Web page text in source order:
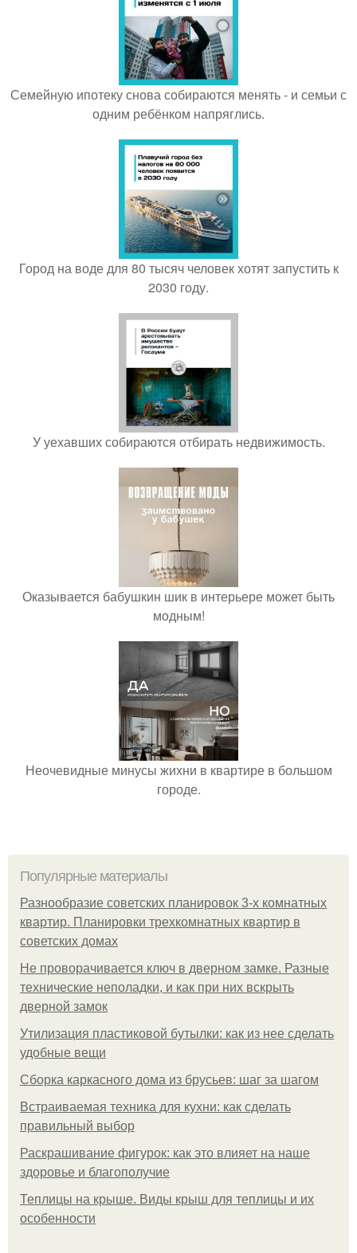
Семейную ипотеку снова собираются менять - и семьи с
одним ребёнком напряглись.
Город на воде для 80 тысяч человек хотят запустить к
2030 году.
У уехавших собираются отбирать недвижимость.
Оказывается бабушкин шик в интерьере может быть
модным!
Неочевидные минусы жихни в квартире в большом
городе.
Популярные материалы
Разнообразие советских планировок 3-х комнатных
квартир. Планировки трехкомнатных квартир в
советских домах
Не проворачивается ключ в дверном замке. Разные
технические неполадки, и как при них вскрыть
дверной замок
Утилизация пластиковой бутылки: как из нее сделать
удобные вещи
Сборка каркасного дома из брусьев: шаг за шагом
Встраиваемая техника для кухни: как сделать
правильный выбор
Раскрашивание фигурок: как это влияет на наше
здоровье и благополучие
Теплицы на крыше. Виды крыш для теплицы и их
особенности